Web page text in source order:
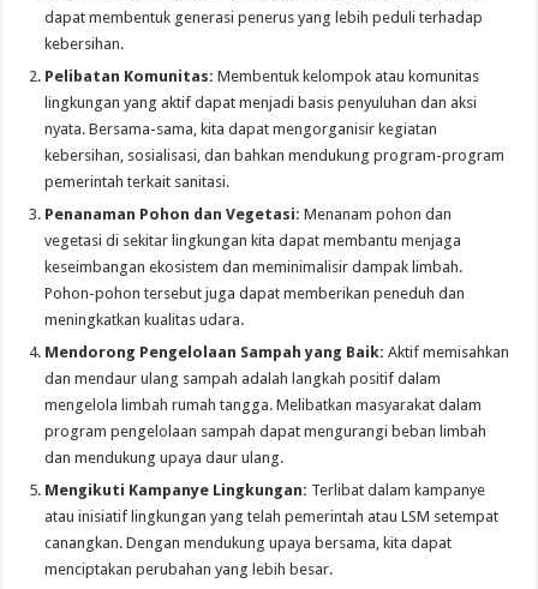
dapat membentuk generasi penerus yang lebih peduli terhadap
kebersihan.
Pelibatan Komunitas: Membentuk kelompok atau komunitas
lingkungan yang aktif dapat menjadi basis penyuluhan dan aksi
nyata. Bersama-sama, kita dapat mengorganisir kegiatan
kebersihan, sosialisasi, dan bahkan mendukung program-program
pemerintah terkait sanitasi.
Penanaman Pohon dan Vegetasi: Menanam pohon dan
vegetasi di sekitar lingkungan kita dapat membantu menjaga
keseimbangan ekosistem dan meminimalisir dampak limbah.
Pohon-pohon tersebut juga dapat memberikan peneduh dan
meningkatkan kualitas udara.
Mendorong Pengelolaan Sampah yang Baik: Aktif memisahkan
dan mendaur ulang sampah adalah langkah positif dalam
mengelola limbah rumah tangga. Melibatkan masyarakat dalam
program pengelolaan sampah dapat mengurangi beban limbah
dan mendukung upaya daur ulang.
Mengikuti Kampanye Lingkungan: Terlibat dalam kampanye
atau inisiatif lingkungan yang telah pemerintah atau LSM setempat
canangkan. Dengan mendukung upaya bersama, kita dapat
menciptakan perubahan yang lebih besar.